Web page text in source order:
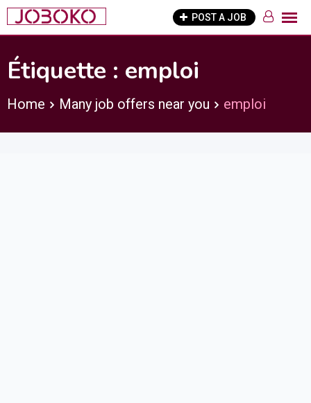
Skip
to
POST A JOB
Étiquette : emploi
Home Many job offers near you emploi